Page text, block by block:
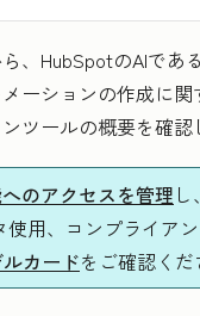
、HubSpotのAIで
ーションの作成に
ツールの概要を確認
のアクセスを管理
使用、コンプライア
カードをご確認くだ